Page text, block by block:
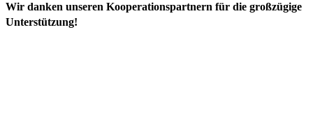
Wir danken unseren Kooperationspartnern für die großzügige
Unterstützung!